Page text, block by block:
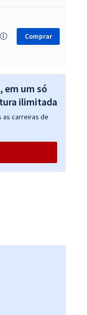
Comprar
em um só
as carreiras de